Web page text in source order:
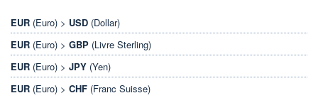
EUR (Euro) > USD (Dollar)
EUR (Euro) > GBP (Livre Sterling)
EUR (Euro) > JPY (Yen)
EUR (Euro) > CHF (Franc Suisse)